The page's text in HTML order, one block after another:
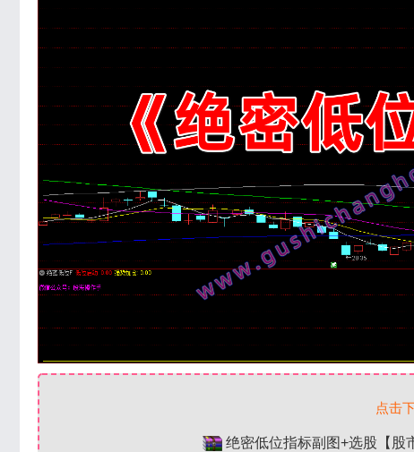
点击
绝密低位指标副图+选股【股